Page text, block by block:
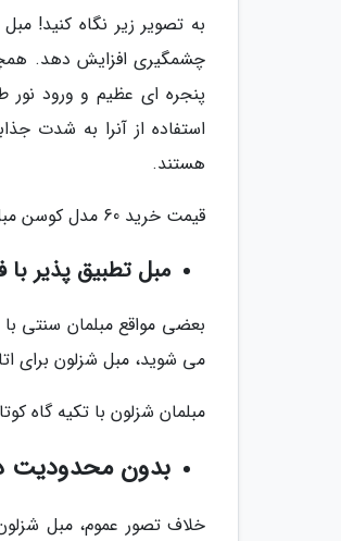
به تصویر زیر نگاه کنید!
چشمگیری افزایش دهد.
پنجره ای عظیم و ورود
استفاده از آنرا به شدت
هستند.
قیمت خرید 60 مدل کوسن مبل [کوسن مدرن و سنتی- بالش مبل]
مبل تطبیق پذیر با
بعضی مواقع مبلمان سنتی با
می شوید، مبل شزلون برای
مبلمان شزلون با تکیه گاه
بدون محدودیت
خلاف تصور عموم، مبل